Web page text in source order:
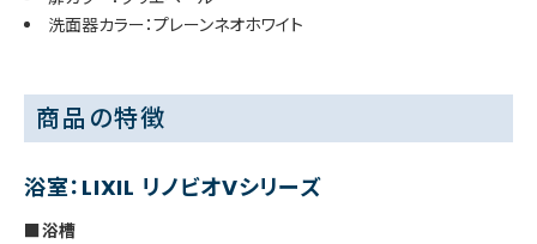
洗面器カラー：プレーンネオホワイト
商品の特徴
浴室：LIXIL リノビオVシリーズ
■浴槽